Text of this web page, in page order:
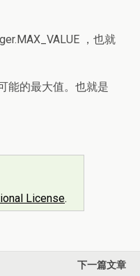
，也就
能的最大值。也就是
License.
下一篇文章